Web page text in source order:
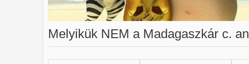
Melyikük NEM a Madagaszkár c.